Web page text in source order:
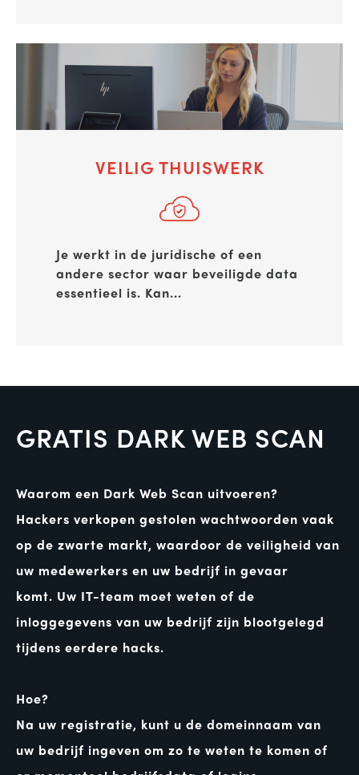
VEILIG THUISWERK
Je werkt in de juridische of een
andere sector waar beveiligde data
essentieel is. Kan...
GRATIS DARK WEB SCAN
Waarom een ​​Dark Web Scan uitvoeren?
Hackers verkopen gestolen wachtwoorden vaak
op de zwarte markt, waardoor de veiligheid van
uw medewerkers en uw bedrijf in gevaar
komt. Uw IT-team moet weten of de
inloggegevens van uw bedrijf zijn blootgelegd
tijdens eerdere hacks.
Hoe?
Na uw registratie, kunt u de domeinnaam van
uw bedrijf ingeven om zo te weten te komen of